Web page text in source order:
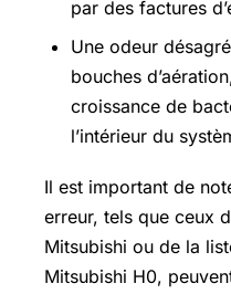
par des factures
Une odeur
bouches
croissance de
l’intérieur du
Il est important de
erreur, tels que ceux
Mitsubishi ou de la
Mitsubishi H0,